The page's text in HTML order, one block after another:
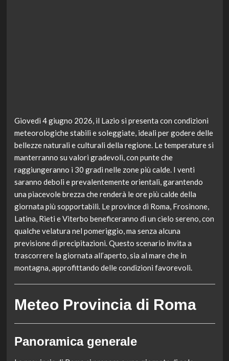
Giovedì 4 giugno 2026, il Lazio si presenta con condizioni
meteorologiche stabili e soleggiate, ideali per godere delle
bellezze naturali e culturali della regione. Le temperature si
manterranno su valori gradevoli, con punte che
raggiungeranno i 30 gradi nelle zone più calde. I venti
saranno deboli e prevalentemente orientali, garantendo
una piacevole brezza che renderà le ore più calde della
giornata più sopportabili. Le province di Roma, Frosinone,
Latina, Rieti e Viterbo beneficeranno di un cielo sereno, con
qualche velatura nel pomeriggio, ma senza alcuna
previsione di precipitazioni. Questo scenario invita a
trascorrere la giornata all’aperto, sia al mare che in
montagna, approfittando delle condizioni favorevoli.
Meteo Provincia di Roma
Panoramica generale